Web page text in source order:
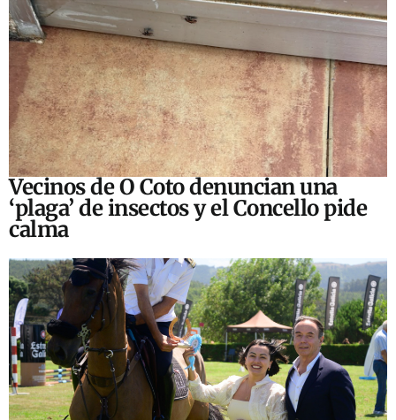
Vecinos de O Coto denuncian una
‘plaga’ de insectos y el Concello pide
calma